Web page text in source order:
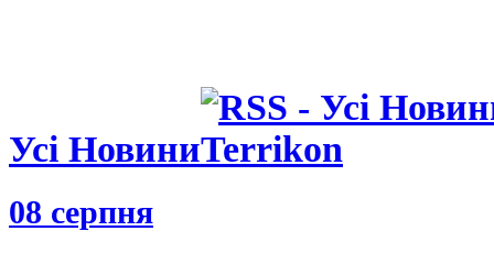
Усі Новини
08 серпня